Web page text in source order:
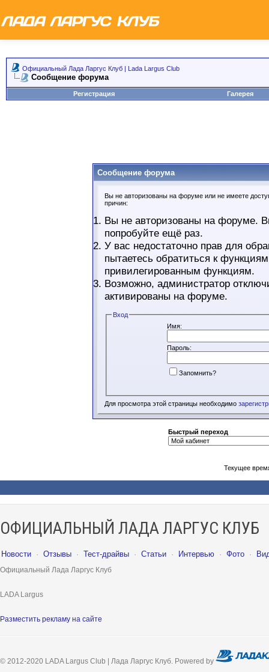
Официальный Лада Ларгус Клуб | Lada Largus Club
Сообщение форума
Регистрация Галерея
Сообщение форума
Вы не авторизованы на форуме или не имеете
причин:
Вы не авторизованы на форуме.
попробуйте ещё раз.
У вас недостаточно прав для
пытаетесь обратиться к
привилегированным функциям.
Возможно, администратор
активированы на форуме.
Вход
Имя:
Пароль:
Запомнить?
Для просмотра этой страницы необходимо
Быстрый переход
Текущее
ОФИЦИАЛЬНЫЙ ЛАДА ЛАРГУС КЛУБ
Новости · Отзывы · Тест-драйвы · Статьи · Интервью · Фото ·
Официальный Лада Ларгус Клуб
LADA Largus
Разместить рекламу на сайте
© 2012-2020 LADA Largus Club | Лада Ларгус Клуб. Powered by